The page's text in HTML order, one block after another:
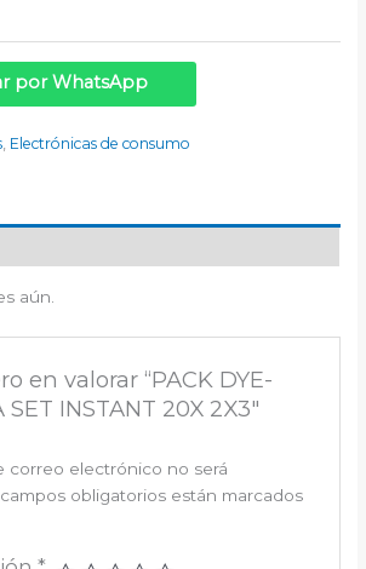
por WhatsApp
Electrónicas de consumo
aún.
en valorar “PACK DYE-
INSTANT 20X 2X3″
correo electrónico no será
obligatorios están marcados